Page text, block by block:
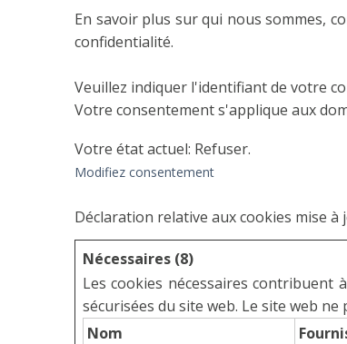
En savoir plus sur qui nous sommes,
confidentialité.
Veuillez indiquer l'identifiant de votre
Votre consentement s'applique aux
Votre état ​​actuel: Refuser.
Modifiez consentement
Déclaration relative aux cookies mise
Nécessaires (8)
Les cookies nécessaires contribuent
sécurisées du site web. Le site web
Nom